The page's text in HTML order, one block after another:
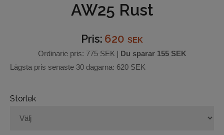
Kappor
Ridkjolar
Ridoveraller
AW25 Rust
Pris: 620 SEK
Ordinarie pris: 775 SEK | Du sparar 155 SEK
Lägsta pris senaste 30 dagarna: 620 SEK
Storlek